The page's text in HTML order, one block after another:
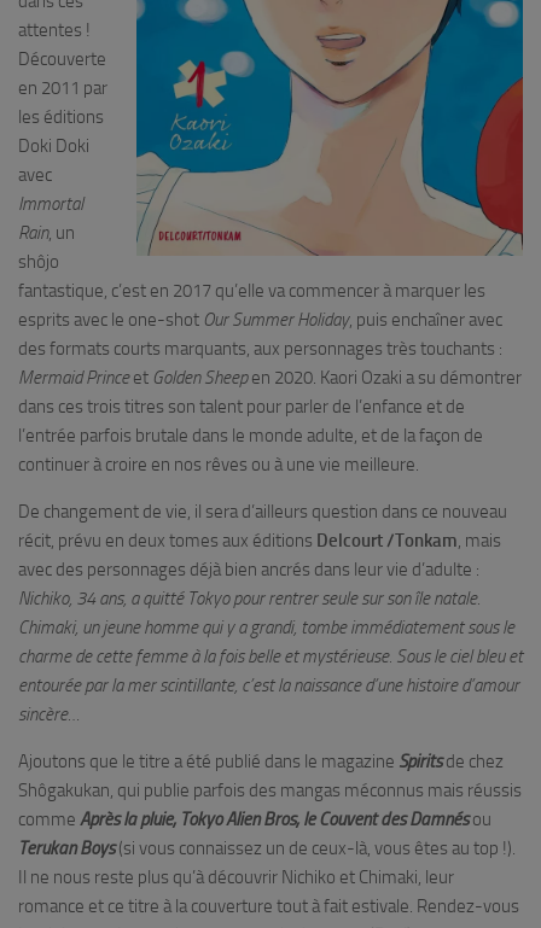
attentes !
Découverte
en 2011 par
les éditions
Doki Doki
avec
Immortal
Rain, un
shôjo
fantastique, c’est en 2017 qu’elle va commencer à marquer les
esprits avec le one-shot Our Summer Holiday, puis enchaîner avec
des formats courts marquants, aux personnages très touchants :
Mermaid Princeet Golden Sheepen 2020. Kaori Ozaki a su démontrer
dans ces trois titres son talent pour parler de l’enfance et de
l’entrée parfois brutale dans le monde adulte, et de la façon de
continuer à croire en nos rêves ou à une vie meilleure.
De changement de vie, il sera d’ailleurs question dans ce nouveau
récit, prévu en deux tomes aux éditions Delcourt /Tonkam, mais
avec des personnages déjà bien ancrés dans leur vie d’adulte :
Nichiko, 34 ans, a quitté Tokyo pour rentrer seule sur son île natale.
Chimaki, un jeune homme qui y a grandi, tombe immédiatement sous le
charme de cette femme à la fois belle et mystérieuse. Sous le ciel bleu et
entourée par la mer scintillante, c’est la naissance d’une histoire d’amour
sincère…
Ajoutons que le titre a été publié dans le magazine Spiritsde chez
Shôgakukan, qui publie parfois des mangas méconnus mais réussis
comme Après la pluie, Tokyo Alien Bros, le Couvent des Damnésou
Terukan Boys(si vous connaissez un de ceux-là, vous êtes au top !).
Il ne nous reste plus qu’à découvrir Nichiko et Chimaki, leur
romance et ce titre à la couverture tout à fait estivale. Rendez-vous